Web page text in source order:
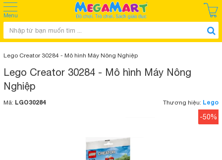
Menu
Lego Creator 30284 - Mô hình Máy Nông Nghiệp
Lego Creator 30284 - Mô hình Máy Nông
Nghiệp
Mã: LGO30284 Thương hiệu: Lego
-50%